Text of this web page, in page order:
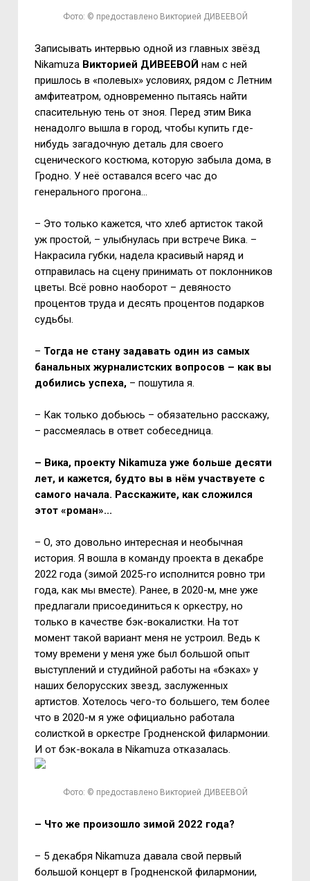
Фото: © предоставлено Викторией ДИВЕЕВОЙ
Записывать интервью одной из главных звёзд
Nikamuza Викторией ДИВЕЕВОЙ нам с ней
пришлось в «полевых» условиях, рядом с Летним
амфитеатром, одновременно пытаясь найти
спасительную тень от зноя. Перед этим Вика
ненадолго вышла в город, чтобы купить где-
нибудь загадочную деталь для своего
сценического костюма, которую забыла дома, в
Гродно. У неё оставался всего час до
генерального прогона…
– Это только кажется, что хлеб артисток такой
уж простой, – улыбнулась при встрече Вика. –
Накрасила губки, надела красивый наряд и
отправилась на сцену принимать от поклонников
цветы. Всё ровно наоборот – девяносто
процентов труда и десять процентов подарков
судьбы.
– Тогда не стану задавать один из самых
банальных журналистских вопросов – как вы
добились успеха, – пошутила я.
– Как только добьюсь – обязательно расскажу,
– рассмеялась в ответ собеседница.
– Вика, проекту Nikamuza уже больше десяти
лет, и кажется, будто вы в нём участвуете с
самого начала. Расскажите, как сложился
этот «роман»...
– О, это довольно интересная и необычная
история. Я вошла в команду проекта в декабре
2022 года (зимой 2025-го исполнится ровно три
года, как мы вместе). Ранее, в 2020-м, мне уже
предлагали присоединиться к оркестру, но
только в качестве бэк-вокалистки. На тот
момент такой вариант меня не устроил. Ведь к
тому времени у меня уже был большой опыт
выступлений и студийной работы на «бэках» у
наших белорусских звезд, заслуженных
артистов. Хотелось чего-то большего, тем более
что в 2020-м я уже официально работала
солисткой в оркестре Гродненской филармонии.
И от бэк-вокала вNikamuza отказалась.
Фото: © предоставлено Викторией ДИВЕЕВОЙ
– Что же произошло зимой 2022 года?
– 5 декабряNikamuza давала свой первый
большой концерт в Гродненской филармонии,